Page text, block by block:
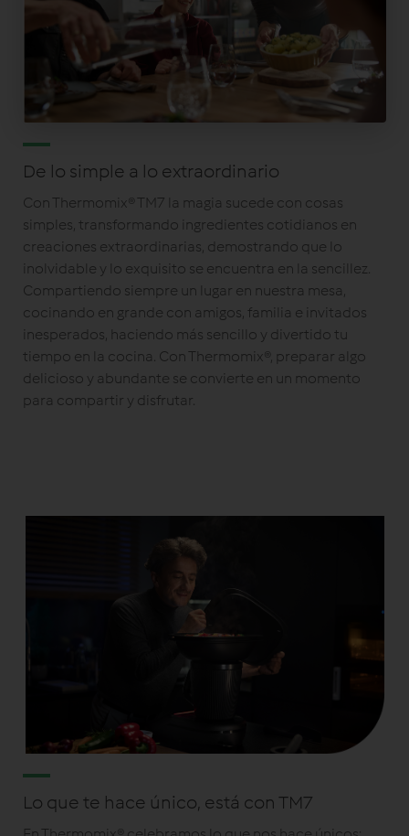
De lo simple a lo extraordinario
Con Thermomix® TM7 la magia sucede con cosas
simples, transformando ingredientes cotidianos en
creaciones extraordinarias, demostrando que lo
inolvidable y lo exquisito se encuentra en la sencillez.
Compartiendo siempre un lugar en nuestra mesa,
cocinando en grande con amigos, familia e invitados
inesperados, haciendo más sencillo y divertido tu
tiempo en la cocina. Con Thermomix®, preparar algo
delicioso y abundante se convierte en un momento
para compartir y disfrutar.
Lo que te hace único, está con TM7